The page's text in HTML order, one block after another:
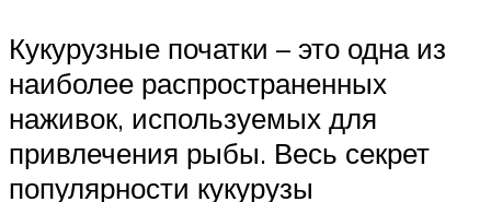
Кукурузные початки – это одна из
наиболее распространенных
наживок, используемых для
привлечения рыбы. Весь секрет
популярности кукурузы